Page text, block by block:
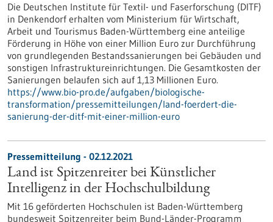
Die Deutschen Institute für Textil- und Faserforschung (DITF)
in Denkendorf erhalten vom Ministerium für Wirtschaft,
Arbeit und Tourismus Baden-Württemberg eine anteilige
Förderung in Höhe von einer Million Euro zur Durchführung
von grundlegenden Bestandssanierungen bei Gebäuden und
sonstigen Infrastruktureinrichtungen. Die Gesamtkosten der
Sanierungen belaufen sich auf 1,13 Millionen Euro.
https://www.bio-pro.de/aufgaben/biologische-
transformation/pressemitteilungen/land-foerdert-die-
sanierung-der-ditf-mit-einer-million-euro
Pressemitteilung - 02.12.2021
Land ist Spitzenreiter bei Künstlicher
Intelligenz in der Hochschulbildung
Mit 16 geförderten Hochschulen ist Baden-Württemberg
bundesweit Spitzenreiter beim Bund-Länder-Programm